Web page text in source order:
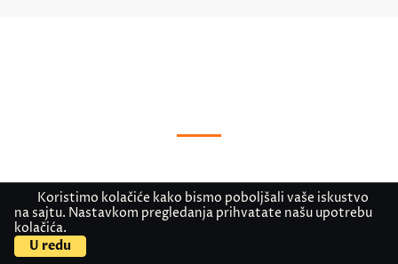
Koristimo kolačiće kako bismo poboljšali vaše iskustvo
na sajtu. Nastavkom pregledanja prihvatate našu upotrebu
kolačića.
U redu